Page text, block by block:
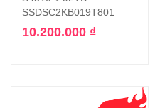
SSDSC2KB019T801
10.200.000 ₫